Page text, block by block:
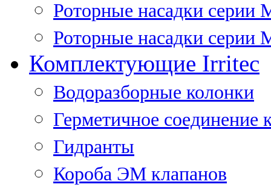
Роторные насадки серии
Роторные насадки серии
Комплектующие Irritec
Водоразборные колонки
Герметичное соединение
Гидранты
Короба ЭМ клапанов